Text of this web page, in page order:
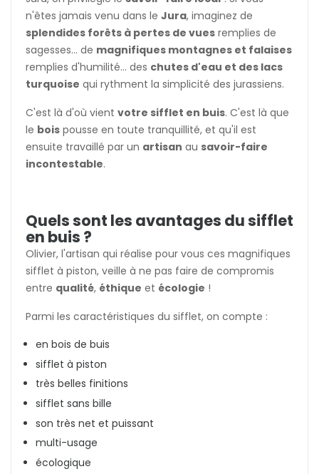
n'êtes jamais venu dans le Jura, imaginez de
splendides forêts à pertes de vues remplies de
sagesses... de magnifiques montagnes et falaises
remplies d'humilité... des chutes d'eau et des lacs
turquoise qui rythment la simplicité des jurassiens.
C'est là d'où vient votre sifflet en buis. C'est là que
le bois pousse en toute tranquillité, et qu'il est
ensuite travaillé par un artisan au savoir-faire
incontestable.
Quels sont les avantages du sifflet
en buis ?
Olivier, l'artisan qui réalise pour vous ces magnifiques
sifflet à piston, veille à ne pas faire de compromis
entre qualité, éthique et écologie !
Parmi les caractéristiques du sifflet, on compte :
en bois de buis
sifflet à piston
très belles finitions
sifflet sans bille
son très net et puissant
multi-usage
écologique